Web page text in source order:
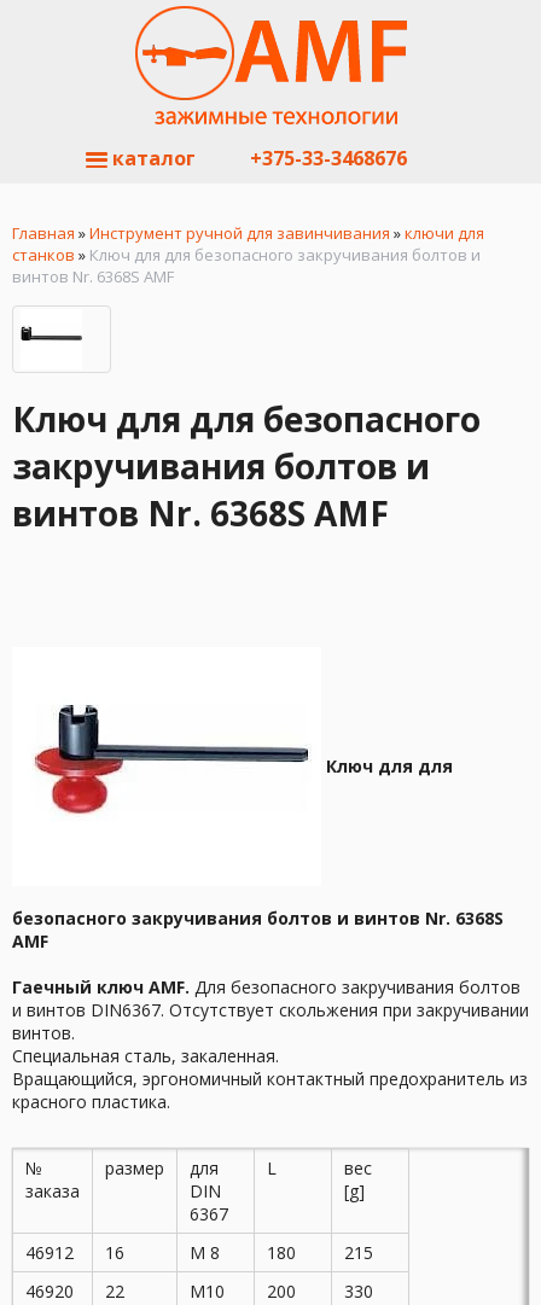
каталог +375-33-3468676
Главная »Инструмент ручной для завинчивания »ключи для
станков » Ключ для для безопасного закручивания болтов и
винтов Nr. 6368S AMF
Ключ для для безопасного
закручивания болтов и
винтов Nr. 6368S AMF
Ключ для для
безопасного закручивания болтов и винтов Nr. 6368S
AMF
Гаечный ключ AMF. Для безопасного закручивания болтов
и винтов DIN6367. Отсутствует скольжения при закручивании
винтов.
Специальная сталь, закаленная.
Вращающийся, эргономичный контактный предохранитель из
красного пластика.
№
заказа
размер
для
DIN
6367
L
вес
[g]
46912 16 M 8 180
215
46920
22 M10 200
330